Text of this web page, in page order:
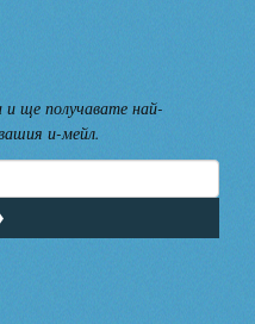
ще получавате най-
и-мейл.